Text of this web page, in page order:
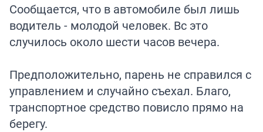
Сообщается, что в автомобиле был лишь
водитель - молодой человек. Вс это
случилось около шести часов вечера.
Предположительно, парень не справился с
управлением и случайно съехал. Благо,
транспортное средство повисло прямо на
берегу.